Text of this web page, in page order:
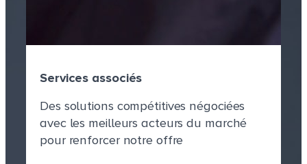
Services associés
Services associés
Des solutions compétitives négociées
avec les meilleurs acteurs du marché
pour renforcer notre offre